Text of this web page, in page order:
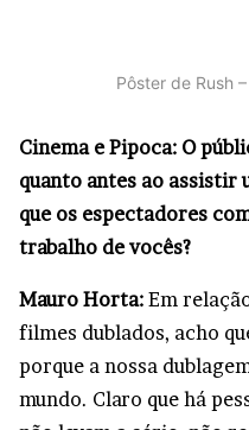
Pôster de Rush
Cinema e Pipoca: O
quanto antes ao
que os espectadores
trabalho de vocês?
Mauro Horta: Em
filmes dublados, acho
porque a nossa
mundo. Claro que há